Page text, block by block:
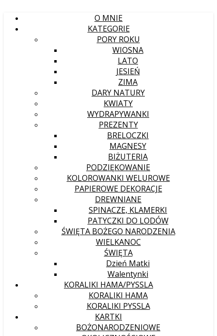
O MNIE
KATEGORIE
PORY ROKU
WIOSNA
LATO
JESIEŃ
ZIMA
DARY NATURY
KWIATY
WYDRAPYWANKI
PREZENTY
BRELOCZKI
MAGNESY
BIŻUTERIA
PODZIĘKOWANIE
KOLOROWANKI WELUROWE
PAPIEROWE DEKORACJE
DREWNIANE
SPINACZE, KLAMERKI
PATYCZKI DO LODÓW
ŚWIĘTA BOŻEGO NARODZENIA
WIELKANOC
ŚWIĘTA
Dzień Matki
Walentynki
KORALIKI HAMA/PYSSLA
KORALIKI HAMA
KORALIKI PYSSLA
KARTKI
BOŻONARODZENIOWE